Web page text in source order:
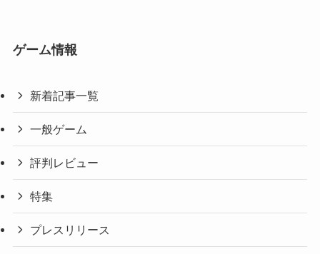
ゲーム情報
新着記事一覧
一般ゲーム
評判レビュー
特集
プレスリリース